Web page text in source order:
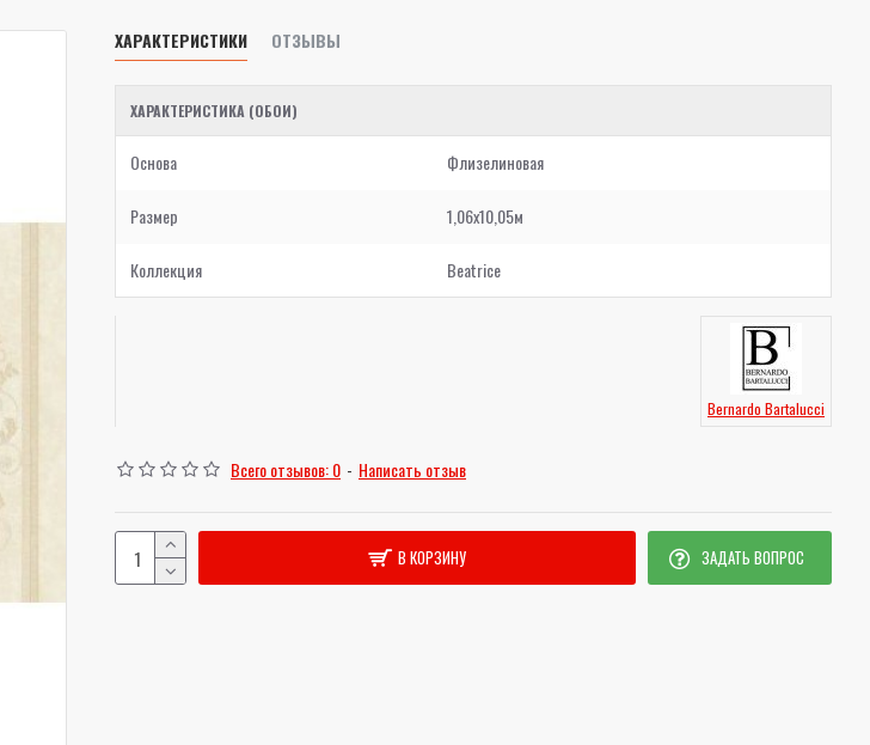
ХАРАКТЕРИСТИКИ ОТЗЫВЫ
ХАРАКТЕРИСТИКА (ОБОИ)
Основа Флизелиновая
Размер 1,06x10,05м
Коллекция Beatrice
Bernardo Bartalucci
Всего отзывов: 0 - Написать отзыв
В КОРЗИНУ ЗАДАТЬ ВОПРОС